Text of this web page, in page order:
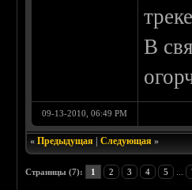
В
09-13-2010, 06:49 PM
«Предыдущая |Следующая »
Страницы (7): 1 2 3 4 5